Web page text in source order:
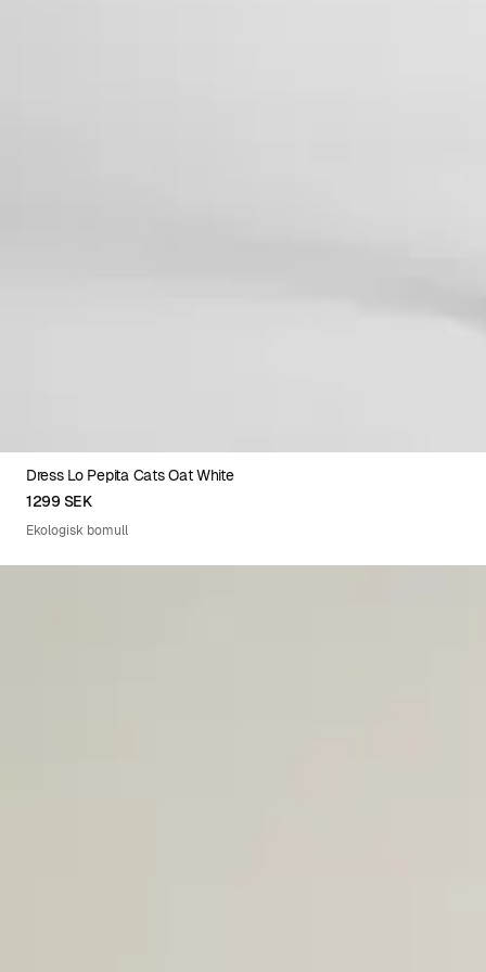
XS S
Dress Lo Pepita Cats Oat White
1299 SEK
Ekologisk bomull